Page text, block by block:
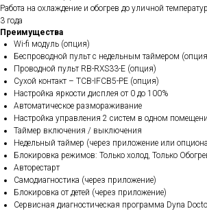
Работа на охлаждение и обогрев до уличной
3 года
Преимущества
Wi-fi модуль (опция)
Беспроводной пульт с недельным таймером
Проводной пульт RB-RXS33-E (опция)
Сухой контакт – TCB-IFCB5-PE (опция)
Настройка яркости дисплея от 0 до 100%
Автоматическое размораживание
Настройка управления 2 систем в одном
Таймер включения / выключения
Недельный таймер (через приложение или
Блокировка режимов: Только холод, Только
Авторестарт
Самодиагностика (через приложение)
Блокировка от детей (через приложение)
Сервисная диагностическая программа Dyna